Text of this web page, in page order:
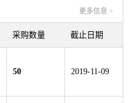
更多信息 >
采购数量 截止日期
50 2019-11-09